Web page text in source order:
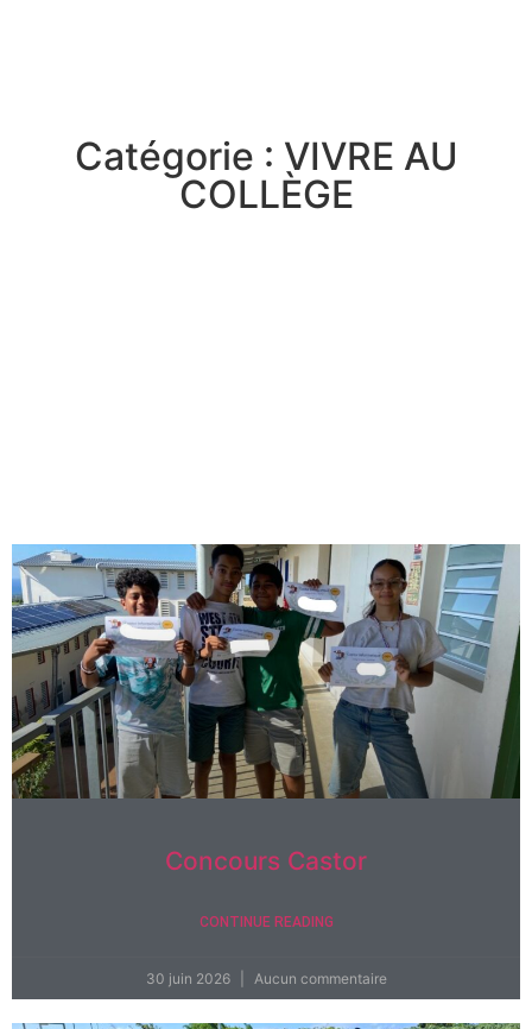
Catégorie : VIVRE AU
COLLÈGE
Concours Castor
CONTINUE READING
30 juin 2026 Aucun commentaire